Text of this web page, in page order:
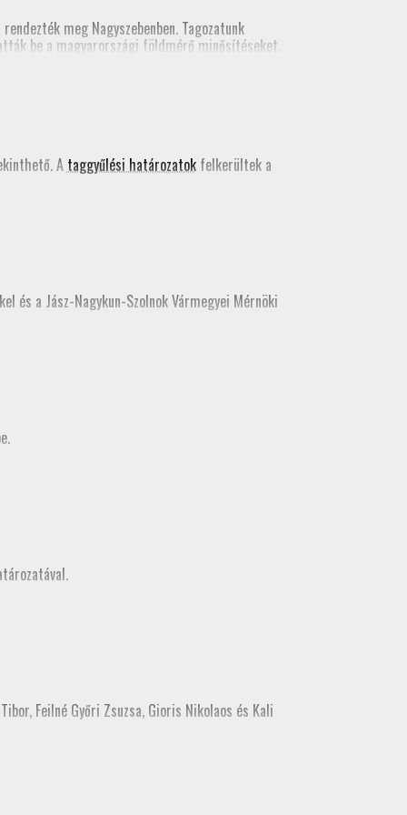
meg Nagyszebenben. Tagozatunk
be a magyarországi földmérő minősítéseket.
A taggyűlési határozatokfelkerültek a
és a Jász-Nagykun-Szolnok Vármegyei Mérnöki
Feilné Győri Zsuzsa, Gioris Nikolaos és Kali